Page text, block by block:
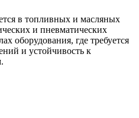
в топливных и масляных
и пневматических
оборудования, где требуется
и устойчивость к